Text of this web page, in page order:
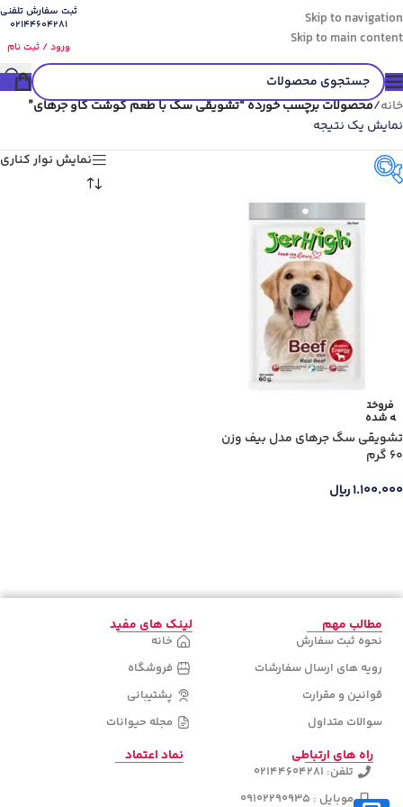
Skip to navigation
Skip to main content
ثبت سفارش تلفنی
02144604281
ورود / ثبت نام
خانه/محصولات برچسب خورده “تشویقی سگ با طعم گوشت گاو جرهای”
نمایش یک نتیجه
گونه حیوان
دسته‌های
نمایش نوار کناری
فروخت
ه شده
تشویقی سگ جرهای مدل بیف وزن
60 گرم
۱.۱۰۰.۰۰۰ریال
مطالب مهم
نحوه ثبت سفارش
رویه های ارسال سفارشات
قوانین و مقرارت
سوالات متداول
لینک های مفید
خانه
فروشگاه
پشتیبانی
مجله حیوانات
راه های ارتباطی
تلفن: 02144604281
موبایل : 09102290935
نماد اعتماد